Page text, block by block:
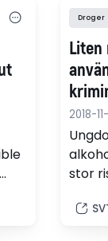
ny
Droger
2018-
stor